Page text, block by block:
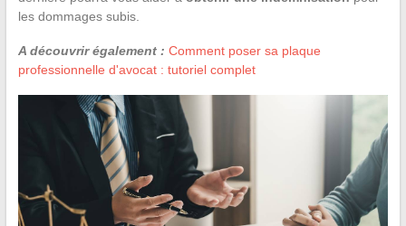
les dommages subis.
A découvrir également : Comment poser sa plaque
professionnelle d'avocat : tutoriel complet